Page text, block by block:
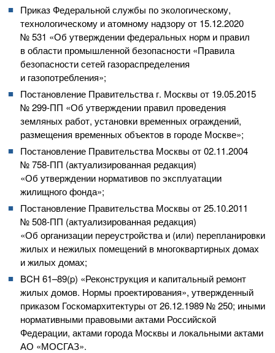
Приказ Федеральной службы по экологическому,
технологическому и атомному надзору от 15.12.2020
№ 531 «Об утверждении федеральных норм и правил
в области промышленной безопасности «Правила
безопасности сетей газораспределения
и газопотребления»;
Постановление Правительства г. Москвы от 19.05.2015
№299-ПП «Об утверждении правил проведения
земляных работ, установки временных ограждений,
размещения временных объектов в городе Москве»;
Постановление Правительства Москвы от02.11.2004
№758-ПП (актуализированная редакция)
«Об утверждении нормативов по эксплуатации
жилищного фонда»;
Постановление Правительства Москвы от25.10.2011
№508-ПП (актуализированная редакция)
«Об организации переустройства и (или) перепланировки
жилых и нежилых помещений в многоквартирных домах
и жилых домах;
BCH 61–89(p) «Реконструкция и капитальный ремонт
жилых домов. Нормы проектирования», утвержденный
приказом Госкомархитектуры от26.12.1989№ 250; иными
нормативными правовыми актами Российской
Федерации, актами города Москвы и локальными актами
АО «МОСГАЗ».